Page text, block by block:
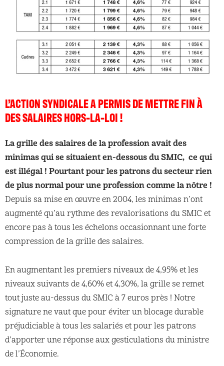
L’ACTION SYNDICALE A PERMIS DE METTRE FIN À
DES SALAIRES HORS-LA-LOI !
La grille des salaires de la profession avait des
minimas qui se situaient en-dessous du SMIC, ce qui
est illégal ! Pourtant pour les patrons du secteur rien
de plus normal pour une profession comme la nôtre !
Depuis sa mise en œuvre en 2004, les minimas n’ont
augmenté qu’au rythme des revalorisations du SMIC et
encore pas à tous les échelons occasionnant une forte
compression de la grille des salaires.
En augmentant les premiers niveaux de 4,95% et les
niveaux suivants de 4,60% et 4,30%, la grille se remet
tout juste au-dessus du SMIC à 7 euros près ! Notre
signature ne vaut que pour éviter un blocage durable
préjudiciable à tous les salariés et pour les patrons
d’apporter une réponse aux gesticulations du ministre
de l’Économie.